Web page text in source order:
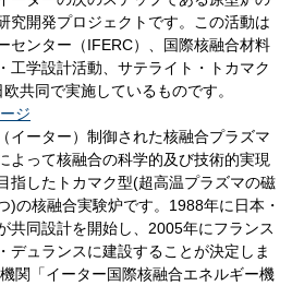
究開発プロジェクトです。この活動は
センター（IFERC）、国際核融合材料
工学設計活動、サテライト・トカマク
共同で実施しているものです。
ジ
イーター）制御された核融合プラズマ
よって核融合の科学的及び技術的実現
指したトカマク型(超高温プラズマの磁
)の核融合実験炉です。1988年に日本・
共同設計を開始し、2005年にフランス
デュランスに建設することが決定しま
関「イーター国際核融合エネルギー機